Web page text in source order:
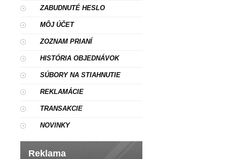
ZABUDNUTÉ HESLO
MÔJ ÚČET
ZOZNAM PRIANÍ
HISTÓRIA OBJEDNÁVOK
SÚBORY NA STIAHNUTIE
REKLAMÁCIE
TRANSAKCIE
NOVINKY
Reklama